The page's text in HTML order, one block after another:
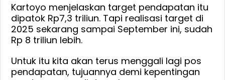
Kartoyo menjelaskan target pendapatan itu
dipatok Rp7,3 triliun. Tapi realisasi target di
2025 sekarang sampai September ini, sudah
Rp 8 triliun lebih.
Untuk itu kita akan terus menggali lagi pos
pendapatan, tujuannya demi kepentingan